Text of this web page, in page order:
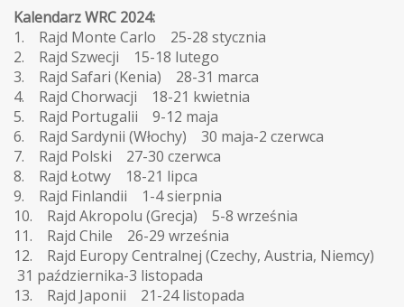
Kalendarz WRC 2024:
1. Rajd Monte Carlo 25-28 stycznia
2. Rajd Szwecji 15-18 lutego
3. Rajd Safari (Kenia) 28-31 marca
4. Rajd Chorwacji 18-21 kwietnia
5. Rajd Portugalii 9-12 maja
6. Rajd Sardynii (Włochy) 30 maja-2 czerwca
7. Rajd Polski 27-30 czerwca
8. Rajd Łotwy 18-21 lipca
9. Rajd Finlandii 1-4 sierpnia
10. Rajd Akropolu (Grecja) 5-8 września
11. Rajd Chile 26-29 września
12. Rajd Europy Centralnej (Czechy, Austria, Niemcy)
31 października-3 listopada
13. Rajd Japonii 21-24 listopada